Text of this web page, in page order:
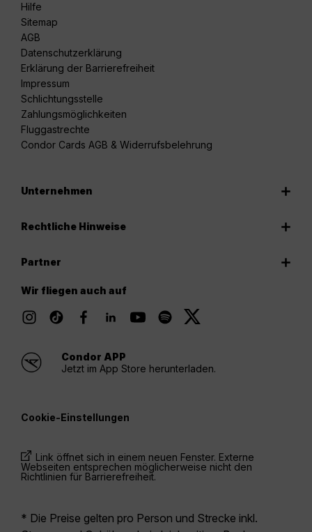
Hilfe
Sitemap
AGB
Datenschutzerklärung
Erklärung der Barrierefreiheit
Impressum
Schlichtungsstelle
Zahlungsmöglichkeiten
Fluggastrechte
Condor Cards AGB & Widerrufsbelehrung
Unternehmen
Rechtliche Hinweise
Partner
Wir fliegen auch auf
Condor APP
Jetzt im App Store herunterladen.
Cookie-Einstellungen
Link öffnet sich in einem neuen Fenster. Externe
Webseiten entsprechen möglicherweise nicht den
Richtlinien für Barrierefreiheit.
* Die Preise gelten pro Person und Strecke inkl.